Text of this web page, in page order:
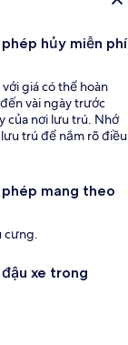
hủy miễn phí
giá có thể hoàn
vài ngày trước
của nơi lưu trú. Nhớ
trú để nắm rõ điều
phép mang theo
cưng.
xe trong